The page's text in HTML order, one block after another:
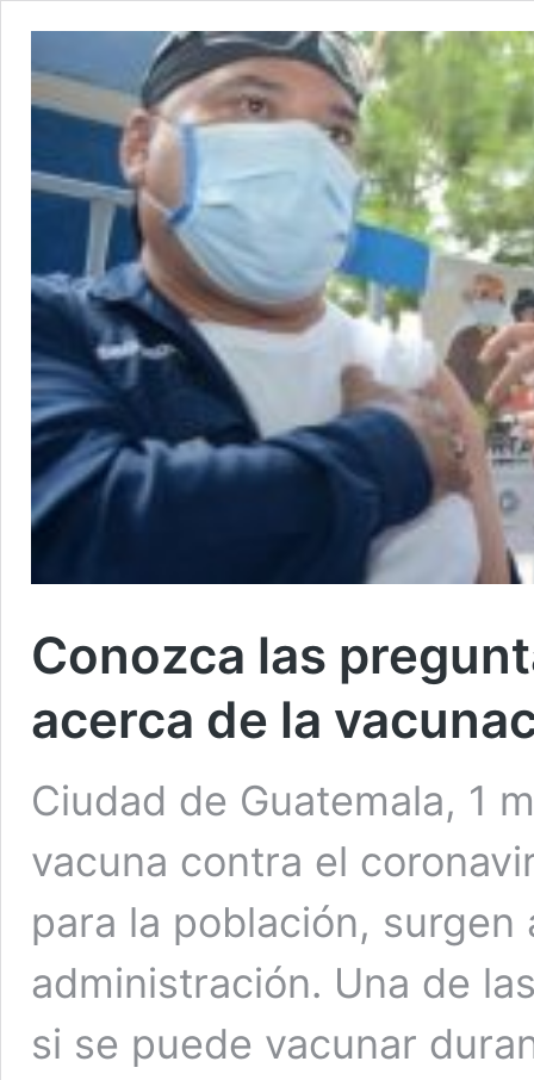
Conozca las
acerca de la
Ciudad de Guatemala, 1
vacuna contra el
para la población,
administración. Una de
si se puede vacunar